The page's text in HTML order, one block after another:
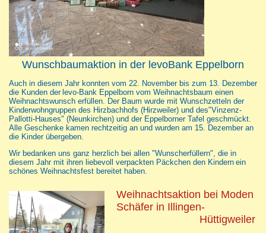
Wunschbaumaktion in der levoBank Eppelborn
Auch in diesem Jahr konnten vom 22. November bis zum 13. Dezember
die Kunden der levo-Bank Eppelborn vom Weihnachtsbaum einen
Weihnachtswunsch erfüllen. Der Baum wurde mit Wunschzetteln der
Kinderwohngruppen des Hirzbachhofs (Hirzweiler) und des"Vinzenz-
Pallotti-Hauses" (Neunkirchen) und der Eppelborner Tafel geschmückt.
Alle Geschenke kamen rechtzeitig an und wurden am 15. Dezember an
die Kinder übergeben.
Wir bedanken uns ganz herzlich bei allen "Wunscherfüllern", die in
diesem Jahr mit ihren liebevoll verpackten Päckchen den Kindern ein
schönes Weihnachtsfest bereitet haben.
Weihnachtsaktion bei Moden
Schäfer in Illingen-
Hüttigweiler